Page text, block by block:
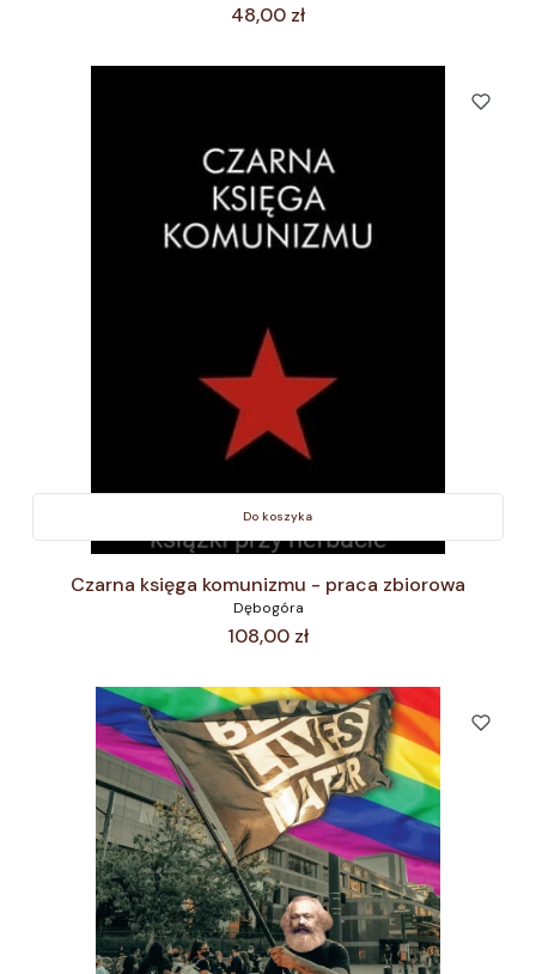
Cena
48,00 zł
Do koszyka
Czarna księga komunizmu - praca zbiorowa
Dębogóra
Cena
108,00 zł